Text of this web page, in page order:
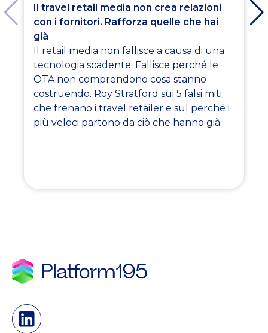
Il travel retail media non crea relazioni
con i fornitori. Rafforza quelle che hai
già
Il retail media non fallisce a causa di una
tecnologia scadente. Fallisce perché le
OTA non comprendono cosa stanno
costruendo. Roy Stratford sui 5 falsi miti
che frenano i travel retailer e sul perché i
più veloci partono da ciò che hanno già.